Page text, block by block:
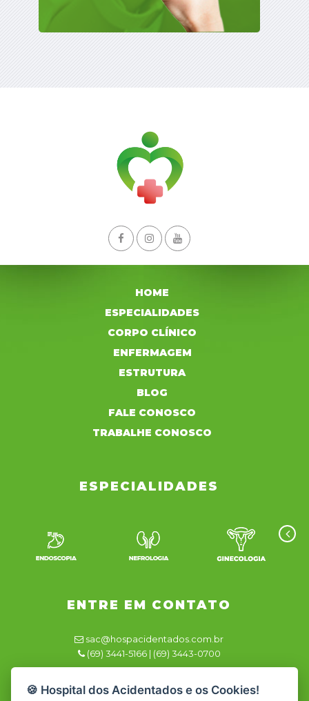
HOME
ESPECIALIDADES
CORPO CLÍNICO
ENFERMAGEM
ESTRUTURA
BLOG
FALE CONOSCO
TRABALHE CONOSCO
ESPECIALIDADES
ENTRE EM CONTATO
sac@hospacidentados.com.br
(69) 3441-5166 | (69) 3443-0700
Dra. Renata Azevedo CRM/RO 2981
🍪 Hospital dos Acidentados e os Cookies!